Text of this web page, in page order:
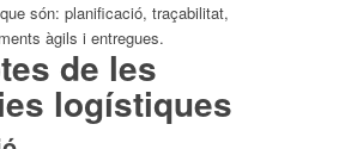
són: planificació, traçabilitat,
àgils i entregues.
de les
logístiques